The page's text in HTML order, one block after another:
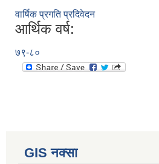
वार्षिक प्रगति प्रदिवेदन
आर्थिक वर्ष:
७९-८०
GIS नक्सा